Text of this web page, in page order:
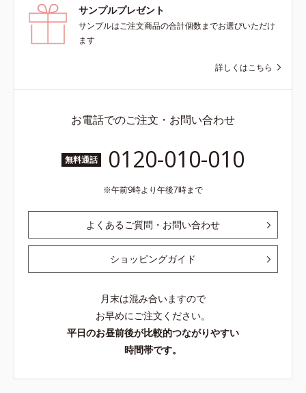
サンプルプレゼント
サンプルはご注文商品の合計個数までお選びいただけ
ます
詳しくはこちら
お電話でのご注文・お問い合わせ
無料通話 0120-010-010
午前9時より午後7時まで
よくあるご質問・お問い合わせ
ショッピングガイド
月末は混み合いますので
お早めにご注文ください。
平日のお昼前後が比較的つながりやすい
時間帯です。